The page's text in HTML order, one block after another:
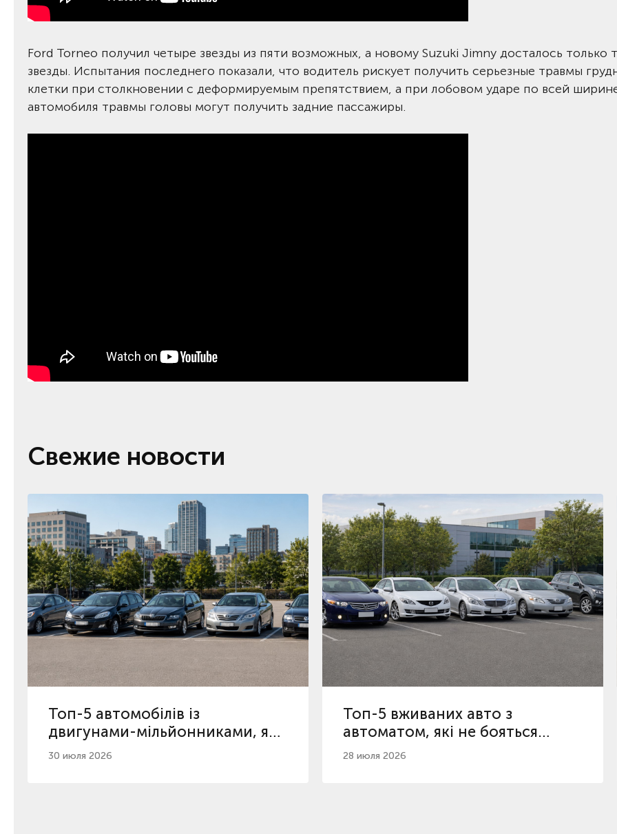
Ford Torneo получил четыре звезды из пяти возможных, а новому Suzuki Jimny досталось только
звезды. Испытания последнего показали, что водитель рискует получить серьезные травмы
клетки при столкновении с деформируемым препятствием, а при лобовом ударе по всей
автомобиля травмы головы могут получить задние пассажиры.
Свежие новости
Топ-5 автомобілів із
двигунами-мільйонниками, які
ще є на українському ринку
30 июля 2026
Топ-5 вживаних авто з
автоматом, які не бояться
пробігу 200 000 км
28 июля 2026